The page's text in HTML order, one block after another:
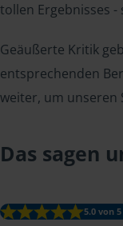
tollen Ergebnisses
Geäußerte Kritik
entsprechenden
weiter, um unseren
Das sagen
5.0 von